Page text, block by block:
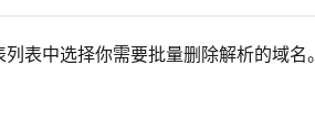
表中选择你需要批量删除解析的域名。